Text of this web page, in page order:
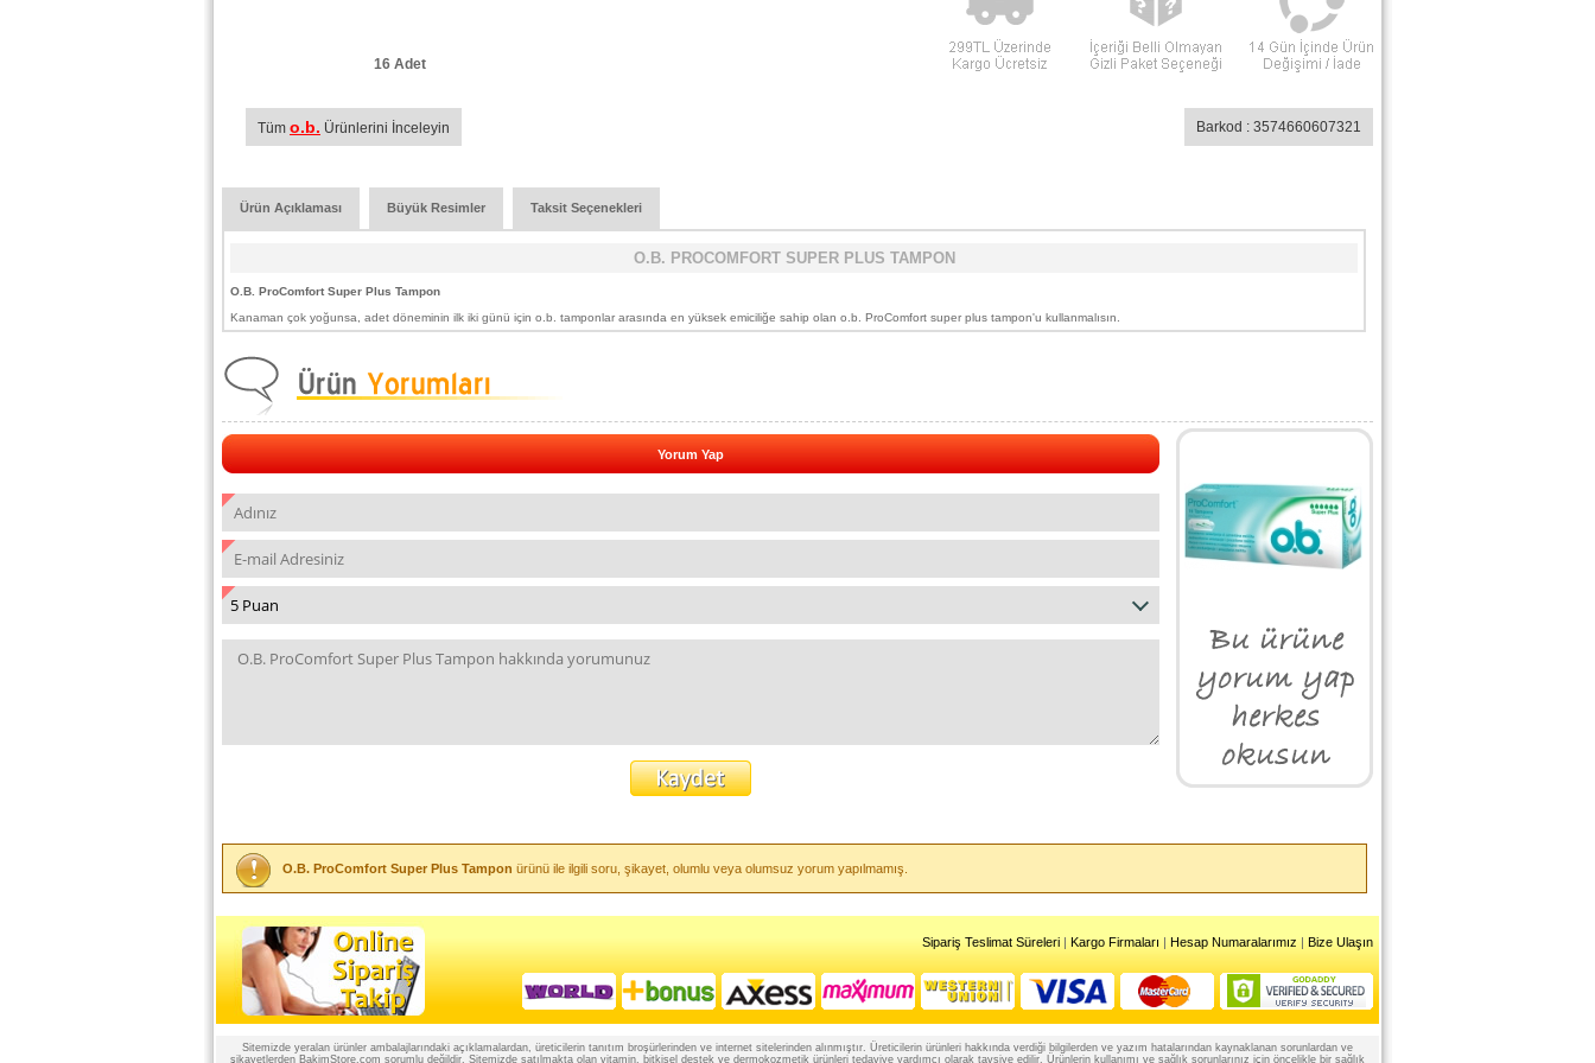
16 Adet
Tüm o.b. Ürünlerini İnceleyin Barkod : 3574660607321
Ürün Açıklaması Büyük Resimler Taksit Seçenekleri
O.B. PROCOMFORT SUPER PLUS TAMPON
O.B. ProComfort Super Plus Tampon
Kanaman çok yoğunsa, adet döneminin ilk iki günü için o.b. tamponlar arasında en yüksek emiciliğe sahip olan o.b. ProComfort super plus tampon'u kullanmalısın.
Yorum Yap
O.B. ProComfort Super Plus Tampon ürünü ile ilgili soru, şikayet, olumlu veya olumsuz yorum yapılmamış.
Sipariş Teslimat Süreleri | Kargo Firmaları | Hesap Numaralarımız | Bize Ulaşın
Sitemizde yeralan ürünler ambalajlarındaki açıklamalardan, üreticilerin tanıtım broşürlerinden ve internet sitelerinden alınmıştır. Üreticilerin ürünleri hakkında verdiği bilgilerden ve yazım hatalarından kaynaklanan sorunlardan ve
şikayetlerden BakimStore.com sorumlu değildir. Sitemizde satılmakta olan vitamin, bitkisel destek ve dermokozmetik ürünleri tedaviye yardımcı olarak tavsiye edilir. Ürünlerin kullanımı ve sağlık sorunlarınız için öncelikle bir sağlık